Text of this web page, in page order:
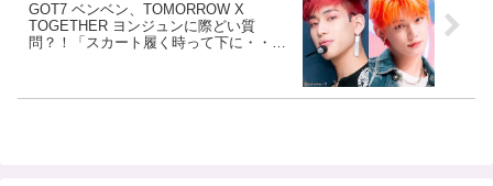
GOT7 ベンベン、TOMORROW X
TOGETHER ヨンジュンに際どい質
問？！「スカート履く時って下に・・」